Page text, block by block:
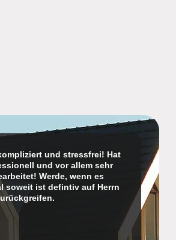
und stressfrei! Hat
und vor allem sehr
Werde, wenn es
soweit ist defintiv auf Herrn